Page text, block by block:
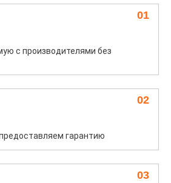
с производителями без
01
гарантию
02
03